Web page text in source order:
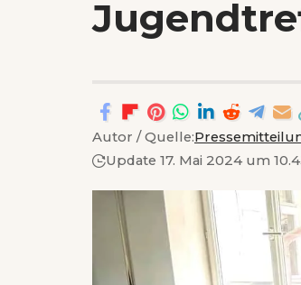
Autor / Quelle:
Update 17. Mai 2024 um